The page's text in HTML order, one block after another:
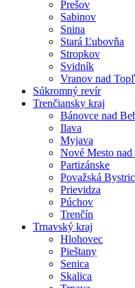
Prešov
Sabinov
Snina
Stará Ľubovňa
Stropkov
Svidník
Vranov nad
Súkromný revír
Trenčiansky kraj
Bánovce nad
Ilava
Myjava
Nové Mesto
Partizánske
Považská
Prievidza
Púchov
Trenčín
Trnavský kraj
Hlohovec
Pieštany
Senica
Skalica